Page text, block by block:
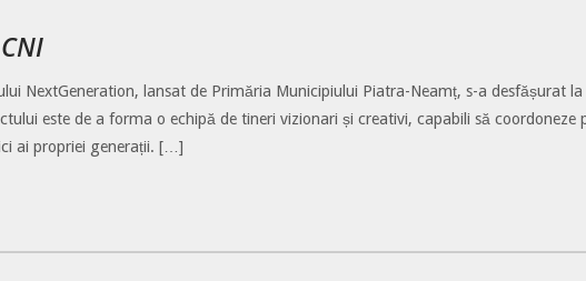
NextGeneration, lansat de Primăria Municipiului Piatra-Neamț, s-a desfășurat
este de a forma o echipă de tineri vizionari și creativi, capabili să coordoneze
ai propriei generații. […]